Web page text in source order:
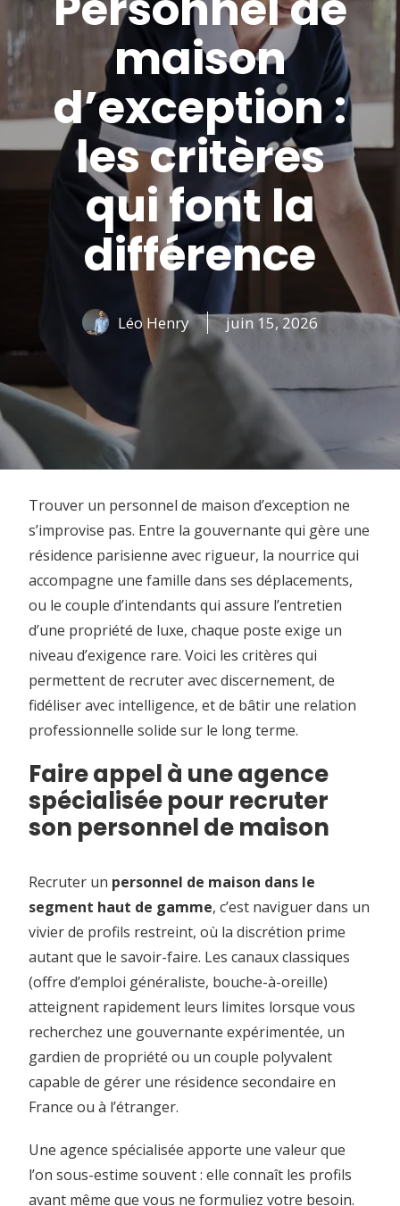
maison
d’exception :
les critères
qui font la
différence
Léo Henry juin 15, 2026
Trouver un personnel de maison d’exception ne
s’improvise pas. Entre la gouvernante qui gère une
résidence parisienne avec rigueur, la nourrice qui
accompagne une famille dans ses déplacements,
ou le couple d’intendants qui assure l’entretien
d’une propriété de luxe, chaque poste exige un
niveau d’exigence rare. Voici les critères qui
permettent de recruter avec discernement, de
fidéliser avec intelligence, et de bâtir une relation
professionnelle solide sur le long terme.
Faire appel à une agence
spécialisée pour recruter
son personnel de maison
Recruter un personnel de maison dans le
segment haut de gamme, c’est naviguer dans un
vivier de profils restreint, où la discrétion prime
autant que le savoir-faire. Les canaux classiques
(offre d’emploi généraliste, bouche-à-oreille)
atteignent rapidement leurs limites lorsque vous
recherchez une gouvernante expérimentée, un
gardien de propriété ou un couple polyvalent
capable de gérer une résidence secondaire en
France ou à l’étranger.
Une agence spécialisée apporte une valeur que
l’on sous-estime souvent : elle connaît les profils
avant même que vous ne formuliez votre besoin.